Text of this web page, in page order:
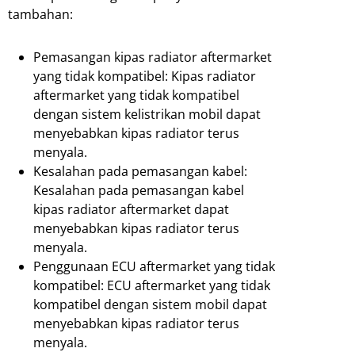
tambahan:
Pemasangan kipas radiator aftermarket
yang tidak kompatibel: Kipas radiator
aftermarket yang tidak kompatibel
dengan sistem kelistrikan mobil dapat
menyebabkan kipas radiator terus
menyala.
Kesalahan pada pemasangan kabel:
Kesalahan pada pemasangan kabel
kipas radiator aftermarket dapat
menyebabkan kipas radiator terus
menyala.
Penggunaan ECU aftermarket yang tidak
kompatibel: ECU aftermarket yang tidak
kompatibel dengan sistem mobil dapat
menyebabkan kipas radiator terus
menyala.